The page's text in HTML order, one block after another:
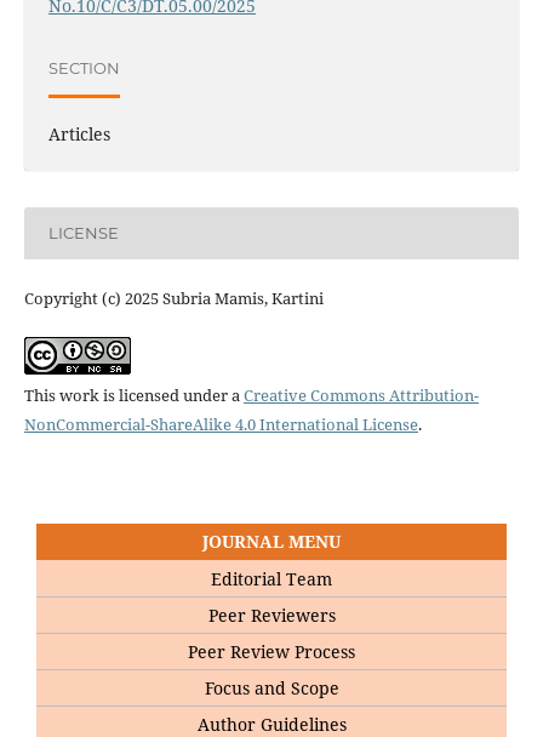
No.10/C/C3/DT.05.00/2025
SECTION
Articles
LICENSE
Copyright (c) 2025 Subria Mamis, Kartini
This work is licensed under aCreative Commons Attribution-
NonCommercial-ShareAlike 4.0 International License.
JOURNAL MENU
Editorial Team
Peer Reviewers
Peer Review Process
Focus and Scope
Author Guidelines